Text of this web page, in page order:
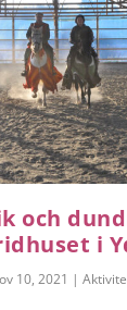
och
i
10, 2021 |